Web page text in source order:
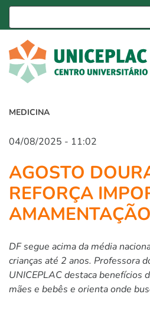
MEDICINA
04/08/2025 - 11:02
AGOSTO
REFORÇA
AMAMENTAÇÃO
DF segue acima da média
crianças até 2 anos. Professora
UNICEPLAC destaca benefícios
mães e bebês e orienta onde